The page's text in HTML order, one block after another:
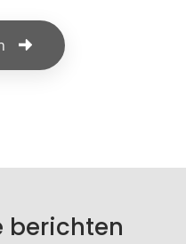
gepubliceerd.
berichten